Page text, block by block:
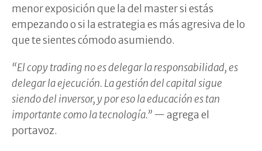
menor exposición que la del master si estás
empezando o si la estrategia es más agresiva de lo
que te sientes cómodo asumiendo.
“El copy trading no es delegar la responsabilidad, es
delegar la ejecución. La gestión del capital sigue
siendo del inversor, y por eso la educación es tan
importante como la tecnología.” — agrega el
portavoz.